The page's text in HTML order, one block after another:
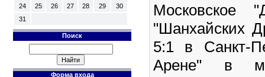
24
25 26 27 28 29
30
31
Поиск
Форма входа
Московское
"Шанхайских
5:1 в Санкт-
Арене" в